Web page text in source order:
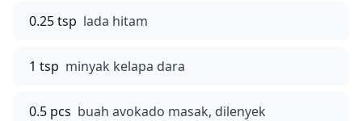
0.25 tsp lada hitam
1 tsp minyak kelapa dara
0.5 pcs buah avokado masak, dilenyek